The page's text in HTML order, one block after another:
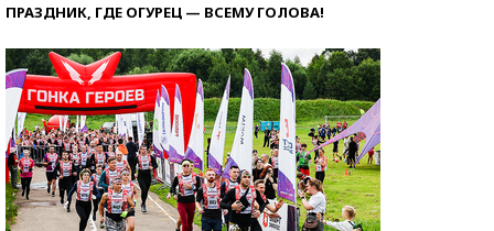
ПРАЗДНИК, ГДЕ ОГУРЕЦ — ВСЕМУ ГОЛОВА!